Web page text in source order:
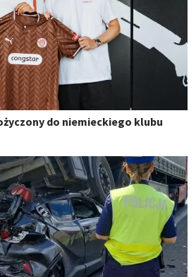
do niemieckiego klubu